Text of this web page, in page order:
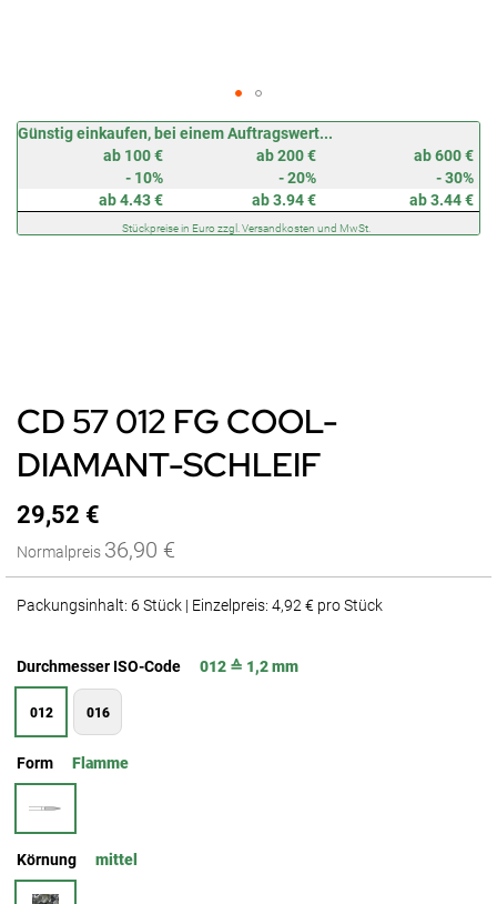
Günstig einkaufen, bei einem Auftragswert...
ab 100 €
ab 200 €
ab 600 €
- 10%
- 20%
- 30%
ab 4.43 €
ab 3.94 € ab 3.44 €
Stückpreise in Euro zzgl. Versandkosten und MwSt.
CD 57 012 FG COOL-
DIAMANT-SCHLEIF
29,52 €
Normalpreis 36,90 €
Packungsinhalt: 6 Stück | Einzelpreis: 4,92 € pro Stück
Durchmesser ISO-Code 012 ≙ 1,2 mm
012 016
Form Flamme
Körnung mittel
Zum
Anfang
springen